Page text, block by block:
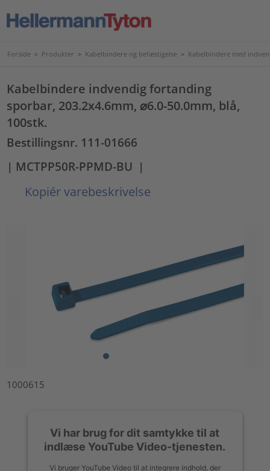
Forside > Produkter > Kabelbindere og befæstigelse > Kabelbindere med
Kabelbindere indvendig fortanding
sporbar, 203.2x4.6mm, ⌀6.0-50.0mm, blå,
100stk.
Bestillingsnr. 111-01666
| MCTPP50R-PPMD-BU |
Kopiér varebeskrivelse
1000615
Vi har brug for dit samtykke til at
indlæse YouTube Video-tjenesten.
Vi bruger YouTube Video til at integrere indhold, der